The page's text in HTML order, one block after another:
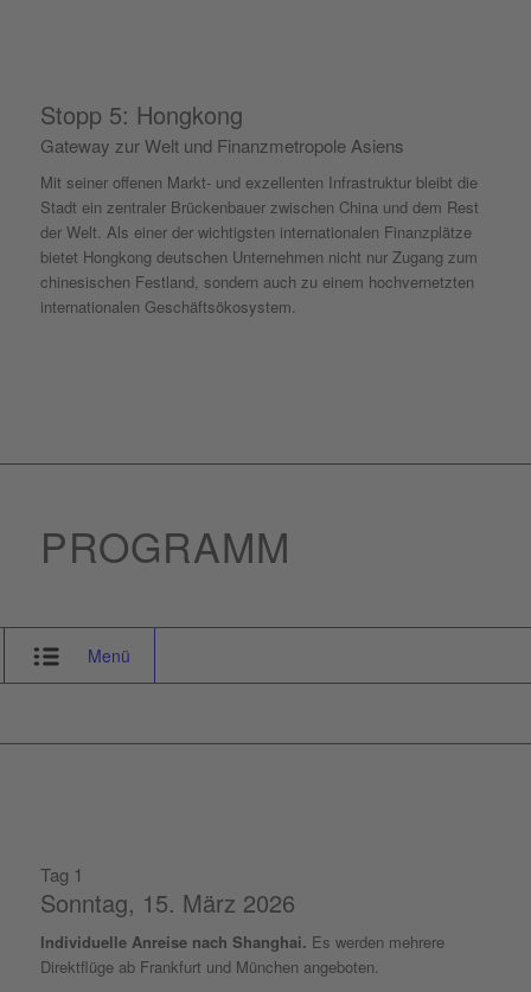
Stopp 5: Hongkong
Gateway zur Welt und Finanzmetropole Asiens
Mit seiner offenen Markt- und exzellenten Infrastruktur bleibt die
Stadt ein zentraler Brückenbauer zwischen China und dem Rest
der Welt. Als einer der wichtigsten internationalen Finanzplätze
bietet Hongkong deutschen Unternehmen nicht nur Zugang zum
chinesischen Festland, sondern auch zu einem hochvernetzten
internationalen Geschäftsökosystem.
PROGRAMM
Menü
Tag 1
Sonntag, 15. März 2026
Individuelle Anreise nach Shanghai. Es werden mehrere
Direktflüge ab Frankfurt und München angeboten.